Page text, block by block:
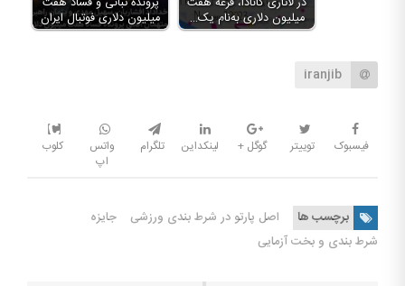
میلیون دلاری فوتبال ایران
میلیون دلاری به‌نام یک…
iranjib
فیسبوک توییتر گوگل + لینکداین تلگرام
واتس
اپ
کلوب
برچسب ها اصل پارتو در شرط بندی ورزشی
جایزه
شرط بندی و بخت آزمایی